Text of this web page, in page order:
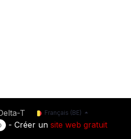
T Français (BE)
- Créer un site web gratuit